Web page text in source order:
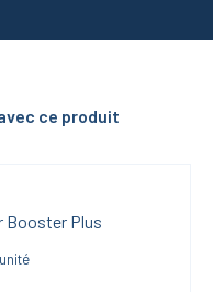
ce produit
Booster Plus